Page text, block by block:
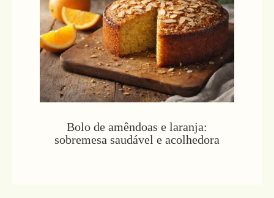
Bolo de amêndoas e laranja:
sobremesa saudável e acolhedora